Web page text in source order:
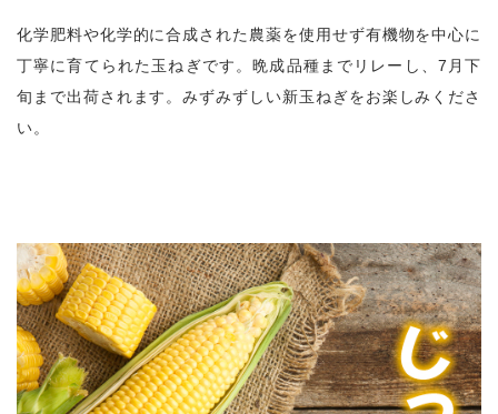
化学肥料や化学的に合成された農薬を使用せず有機物を中心に
丁寧に育てられた玉ねぎです。晩成品種までリレーし、7月下
旬まで出荷されます。みずみずしい新玉ねぎをお楽しみくださ
い。